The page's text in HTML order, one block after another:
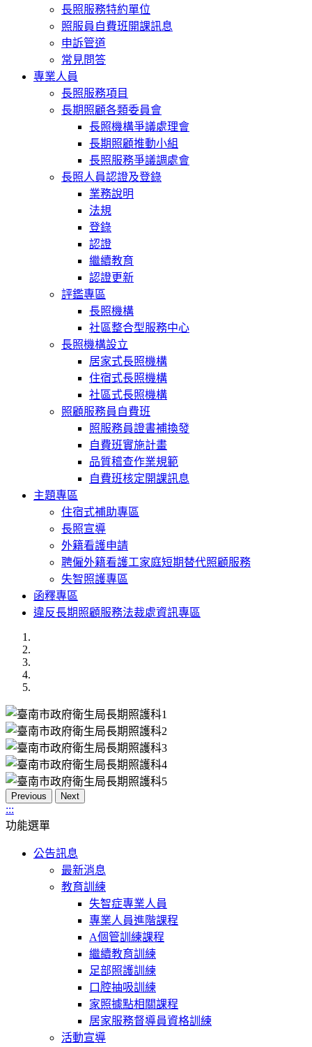
長照服務特約單位
照服員自費班開課訊息
申訴管道
常見問答
專業人員
長照服務項目
長期照顧各類委員會
長照機構爭議處理會
長期照顧推動小組
長照服務爭議調處會
長照人員認證及登錄
業務說明
法規
登錄
認證
繼續教育
認證更新
評鑑專區
長照機構
社區整合型服務中心
長照機構設立
居家式長照機構
住宿式長照機構
社區式長照機構
照顧服務員自費班
照服務員證書補換發
自費班實施計畫
品質稽查作業規範
自費班核定開課訊息
主題專區
住宿式補助專區
長照宣導
外籍看護申請
聘僱外籍看護工家庭短期替代照顧服務
失智照護專區
函釋專區
違反長期照顧服務法裁處資訊專區
Previous Next
:::
功能選單
公告訊息
最新消息
教育訓練
失智症專業人員
專業人員進階課程
A個管訓練課程
繼續教育訓練
足部照護訓練
口腔抽吸訓練
家照據點相關課程
居家服務督導員資格訓練
活動宣導